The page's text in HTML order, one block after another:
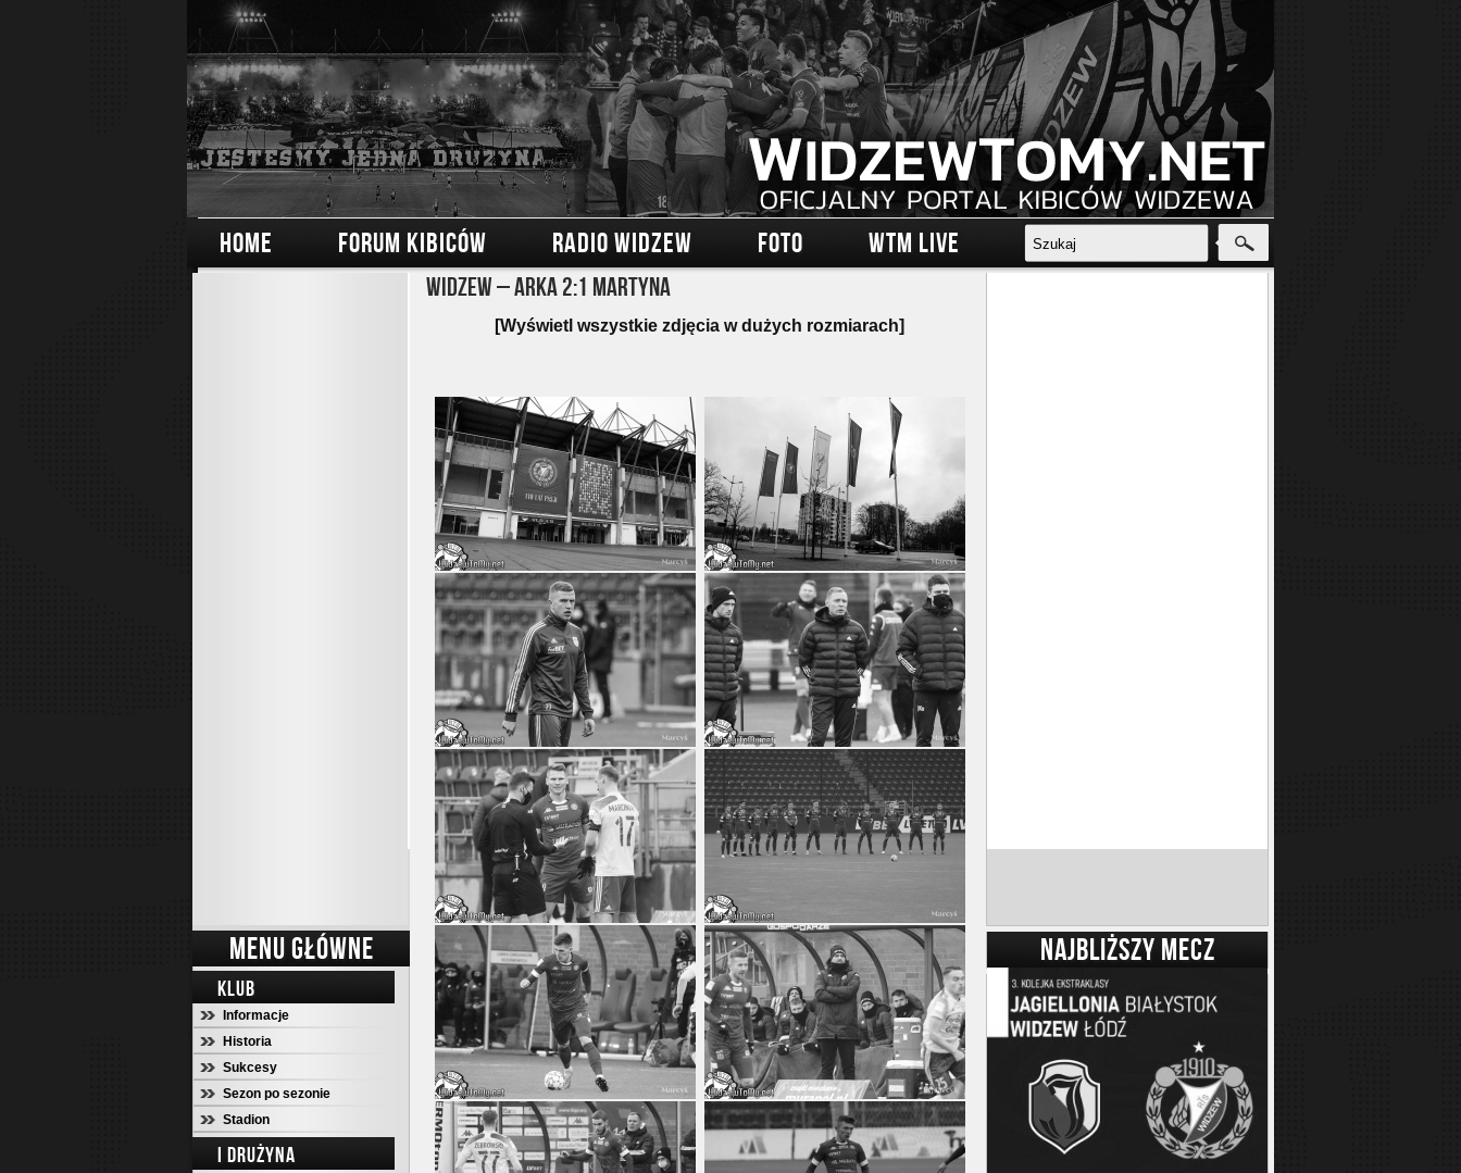
HOME FORUM KIBICÓW RADIO WIDZEW FOTO WTM LIVE
MENU GŁÓWNE
KLUB
Informacje
Historia
Sukcesy
Sezon po sezonie
Stadion
I DRUŻYNA
Widzew – Arka 2:1 Martyna
[Wyświetl wszystkie zdjęcia w dużych rozmiarach]
NAJBLIŻSZY MECZ